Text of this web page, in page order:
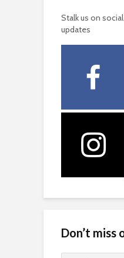
Stalk us on
updates
Don’t miss